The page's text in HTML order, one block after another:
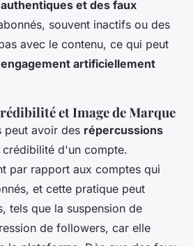
et des faux
souvent inactifs ou des
avec le contenu, ce qui peut
artificiellement
et Image de Marque
peut avoir des répercussions
crédibilité d'un compte.
par rapport aux comptes qui
et cette pratique peut
tels que la suspension de
de followers, car elle